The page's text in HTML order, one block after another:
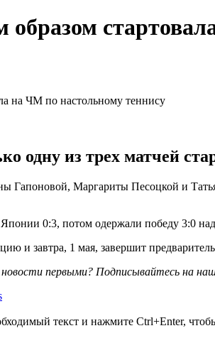
одну из трех матчей
Гапоновой, Маргариты Песоцкой и
0:3, потом одержали победу 3:0
и завтра, 1 мая, завершит
первыми? Подписывайтесь на
текст и нажмите Ctrl+Enter,